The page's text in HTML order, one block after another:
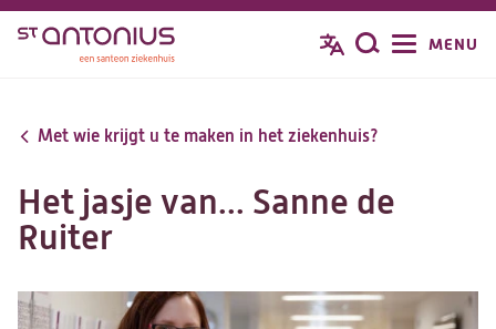
Overslaan
inhoud
Zoeken
MENU
Met wie krijgt u te maken in het ziekenhuis?
Het jasje van... Sanne de
Ruiter